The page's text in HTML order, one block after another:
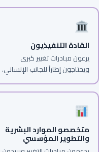
القادة التنفيذيون
يرعون مبادرات تغيير كبرى
ويحتاجون إطاراً للجانب الإنساني.
متخصصو الموارد البشرية
والتطوير المؤسسي